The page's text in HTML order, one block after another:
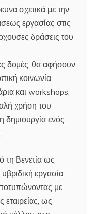
σχετικά με την
εργασίας στις
δράσεις του
δομές, θα αφήσουν
κοινωνία,
και workshops,
χρήση του
δημιουργία ενός
τη Βενετία ως
εργασία
με
εταιρείας, ως